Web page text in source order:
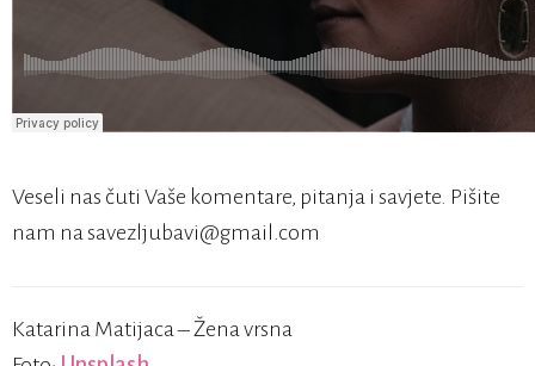
Veseli nas čuti Vaše komentare, pitanja i savjete. Pišite
nam na savezljubavi@gmail.com
Katarina Matijaca – Žena vrsna